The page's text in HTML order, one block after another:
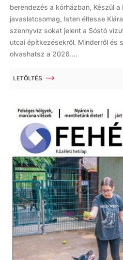
berendezés a kórházban, Készül
javaslatcsomag, Isten éltesse
szennyvíz sokat jelent a Sóstó
utcai építkezésekről. Minderről és
olvashatsz a 2026....
LETÖLTÉS